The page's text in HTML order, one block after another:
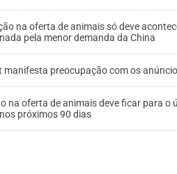
na oferta de animais só deve
pela menor demanda da China
manifesta preocupação com os
na oferta de animais deve ficar para
próximos 90 dias